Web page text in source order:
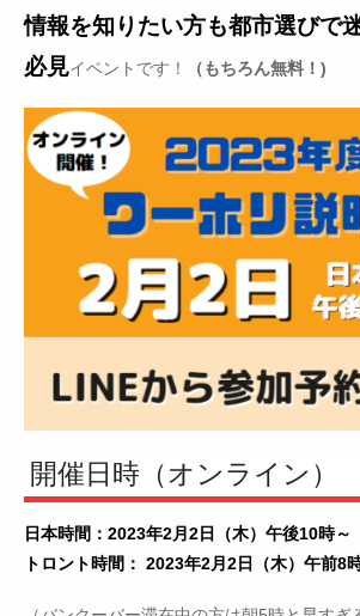
情報を知りたい方も都市選びで
必見イベントです！ （もちろん無料！)
開催日時（オンライン）
日本時間：2023年2月2日（木）午後10時～
トロント時間： 2023年2月2日（木）午前8